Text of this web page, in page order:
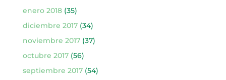
enero 2018(35)
diciembre 2017(34)
noviembre 2017(37)
octubre 2017(56)
septiembre 2017(54)